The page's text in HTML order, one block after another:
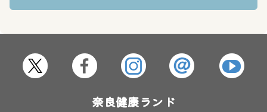
奈良健康ランド